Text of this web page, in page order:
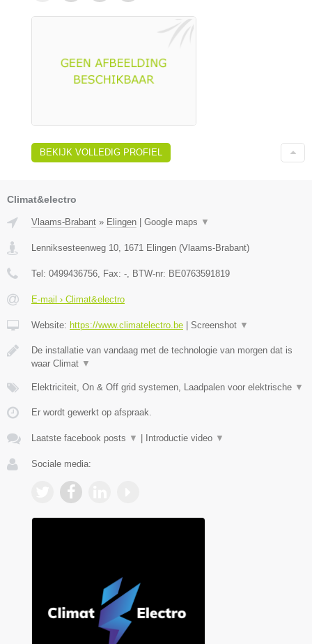
BEKIJK VOLLEDIG PROFIEL
Climat&electro
Vlaams-Brabant » Elingen Google maps ▼
Lenniksesteenweg 10, 1671 Elingen (Vlaams-Brabant)
Tel: 0499436756, Fax: -, BTW-nr: BE0763591819
E-mail › Climat&electro
Website: https://www.climatelectro.be Screenshot ▼
De installatie van vandaag met de technologie van morgen dat is
waar Climat ▼
Elektriciteit, On & Off grid systemen, Laadpalen voor elektrische ▼
Er wordt gewerkt op afspraak.
Laatste facebook posts ▼ Introductie video ▼
Sociale media: